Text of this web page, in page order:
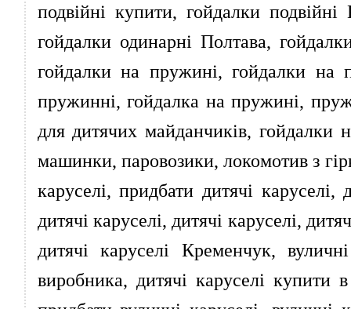
подвійні купити, гойдалки
гойдалки одинарні Полтава,
гойдалки на пружині, гойдалки на
пружинні, гойдалка на пружині,
для дитячих майданчиків, гойдалки
машинки, паровозики, локомотив з
каруселі, придбати дитячі
дитячі каруселі, дитячі каруселі,
дитячі каруселі Кременчук,
виробника, дитячі каруселі купити